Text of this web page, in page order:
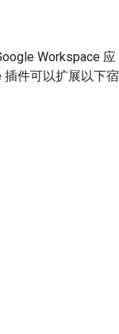
Workspace 应
插件可以扩展以下宿